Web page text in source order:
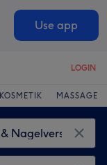
Use app
LOGIN
KOSMETIK MASSAGE